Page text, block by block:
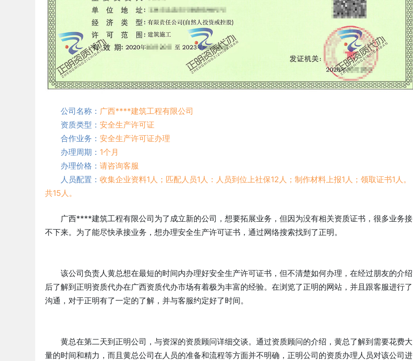
公司名称： 广西****建筑工程有限公司
资质类型： 安全生产许可证
合作业务： 安全生产许可证办理
办理周期： 1个月
办理价格： 请咨询客服
人员配置： 收集企业资料1人；匹配人员1人：人员到位上社保12人；制作材料上报1人；领取证书1人。
共15人。
广西****建筑工程有限公司为了成立新的公司，想要拓展业务，但因为没有相关资质证书，很多业务接
不下来。为了能尽快承接业务，想办理安全生产许可证书，通过网络搜索找到了正明。
该公司负责人黄总想在最短的时间内办理好安全生产许可证书，但不清楚如何办理，在经过朋友的介绍
后了解到正明资质代办在广西资质代办市场有着极为丰富的经验。在浏览了正明的网站，并且跟客服进行了
沟通，对于正明有了一定的了解，并与客服约定好了时间。
黄总在第二天到正明公司，与资深的资质顾问详细交谈。通过资质顾问的介绍，黄总了解到需要花费大
量的时间和精力，而且黄总公司在人员的准备和流程等方面并不明确，正明公司的资质办理人员对该公司进